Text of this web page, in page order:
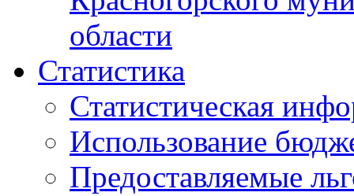
области
Статистика
Статистическая
Использование
Предоставляемые